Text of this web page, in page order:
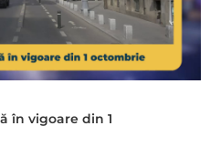
în vigoare din 1